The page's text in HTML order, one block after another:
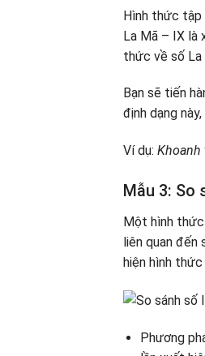
Hình thức tập
La Mã – IX là
thức về số La
Bạn sẽ tiến
định dạng
Ví dụ: Khoanh
Mẫu 3: So
Một hình
liên quan đến
hiện hình
Phương